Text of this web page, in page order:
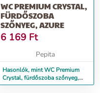
WC PREMIUM CRYSTAL,
FÜRDŐSZOBA
SZŐNYEG, AZURE
6 169 Ft
Pepita
Hasonlók, mint WC Premium
Crystal, fürdőszoba szőnyeg,
Azure